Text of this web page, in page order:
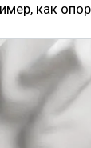
как